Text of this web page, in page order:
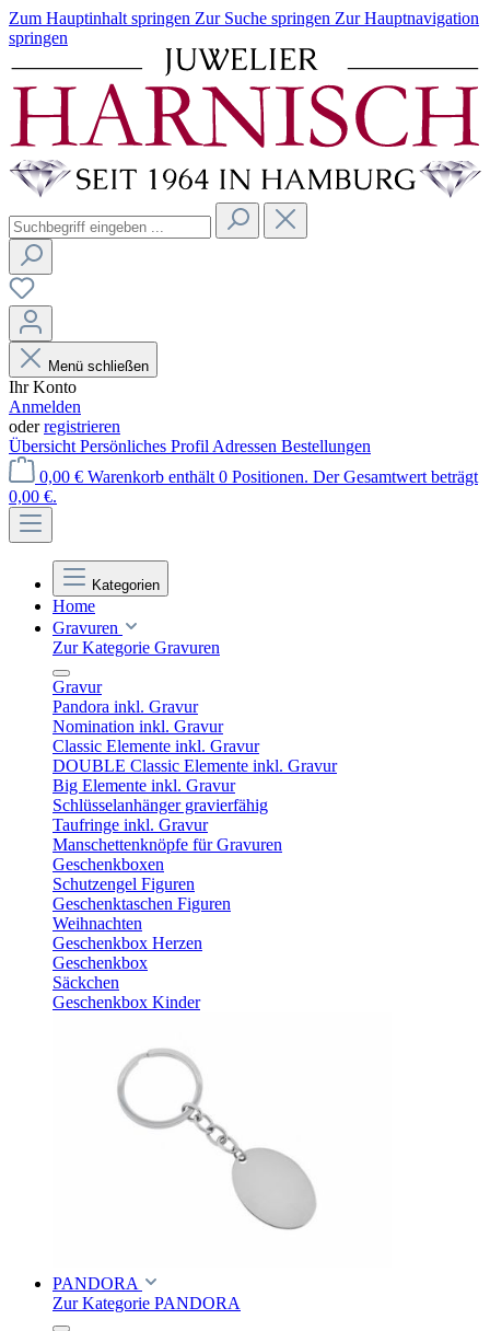
Zum Hauptinhalt springen Zur Suche springen Zur Hauptnavigation
springen
Menü schließen
Ihr Konto
Anmelden
oderregistrieren
Übersicht Persönliches Profil Adressen Bestellungen
0,00 € Warenkorb enthält 0 Positionen. Der Gesamtwert beträgt
0,00 €.
Kategorien
Home
Gravuren
Zur Kategorie Gravuren
Gravur
Pandora inkl. Gravur
Nomination inkl. Gravur
Classic Elemente inkl. Gravur
DOUBLE Classic Elemente inkl. Gravur
Big Elemente inkl. Gravur
Schlüsselanhänger gravierfähig
Taufringe inkl. Gravur
Manschettenknöpfe für Gravuren
Geschenkboxen
Schutzengel Figuren
Geschenktaschen Figuren
Weihnachten
Geschenkbox Herzen
Geschenkbox
Säckchen
Geschenkbox Kinder
PANDORA
Zur Kategorie PANDORA